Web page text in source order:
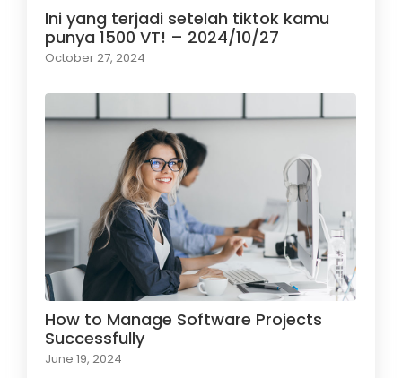
Ini yang terjadi setelah tiktok kamu
punya 1500 VT! – 2024/10/27
October 27, 2024
How to Manage Software Projects
Successfully
June 19, 2024